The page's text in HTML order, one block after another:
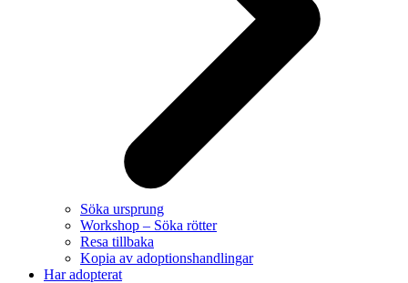
Söka ursprung
Workshop – Söka rötter
Resa tillbaka
Kopia av adoptionshandlingar
Har adopterat